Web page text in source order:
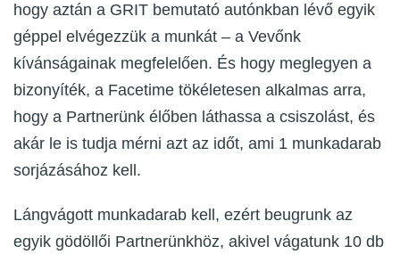
hogy aztán a GRIT bemutató autónkban lévő egyik
géppel elvégezzük a munkát – a Vevőnk
kívánságainak megfelelően. És hogy meglegyen a
bizonyíték, a Facetime tökéletesen alkalmas arra,
hogy a Partnerünk élőben láthassa a csiszolást, és
akár le is tudja mérni azt az időt, ami 1 munkadarab
sorjázásához kell.
Lángvágott munkadarab kell, ezért beugrunk az
egyik gödöllői Partnerünkhöz, akivel vágatunk 10 db